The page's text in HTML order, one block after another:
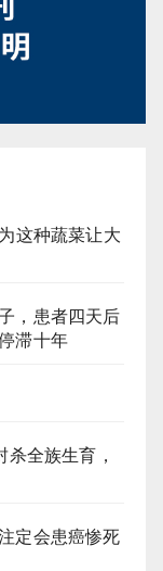
这种蔬菜让大
，患者四天后
滞十年
杀全族生育，
定会患癌惨死